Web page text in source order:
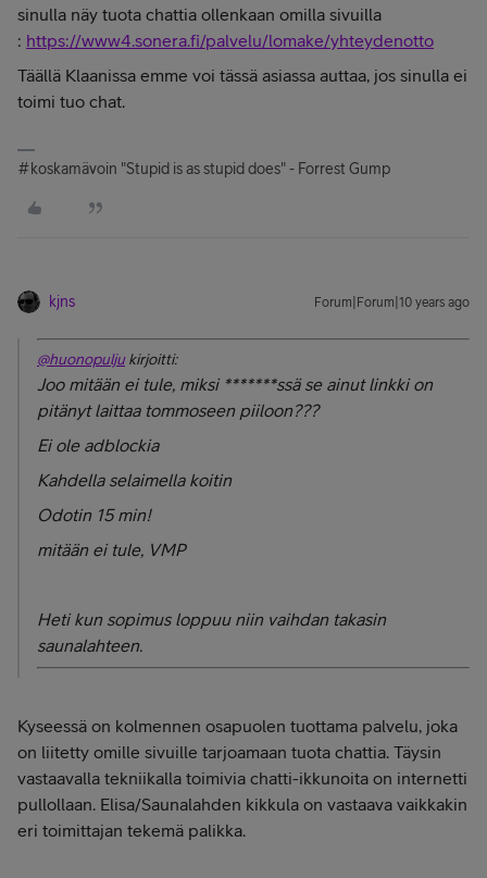
sinulla näy tuota chattia ollenkaan omilla sivuilla
: https://www4.sonera.fi/palvelu/lomake/yhteydenotto
Täällä Klaanissa emme voi tässä asiassa auttaa, jos sinulla ei
toimi tuo chat.
#koskamävoin "Stupid is as stupid does" - Forrest Gump
kjns Forum|Forum|10 years ago
@huonopuljukirjoitti:
Joo mitään ei tule, miksi *******ssä se ainut linkki on
pitänyt laittaa tommoseen piiloon???
Ei ole adblockia
Kahdella selaimella koitin
Odotin 15 min!
mitään ei tule, VMP
Heti kun sopimus loppuu niin vaihdan takasin
saunalahteen.
Kyseessä on kolmennen osapuolen tuottama palvelu, joka
on liitetty omille sivuille tarjoamaan tuota chattia. Täysin
vastaavalla tekniikalla toimivia chatti-ikkunoita on internetti
pullollaan. Elisa/Saunalahden kikkula on vastaava vaikkakin
eri toimittajan tekemä palikka.